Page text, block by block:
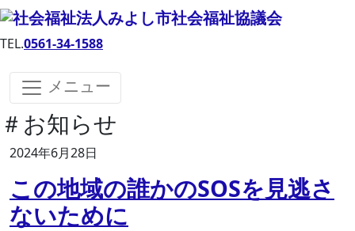
TEL.0561-34-1588
メニュー
＃お知らせ
2024年6月28日
この地域の誰かのSOSを見逃さ
ないために